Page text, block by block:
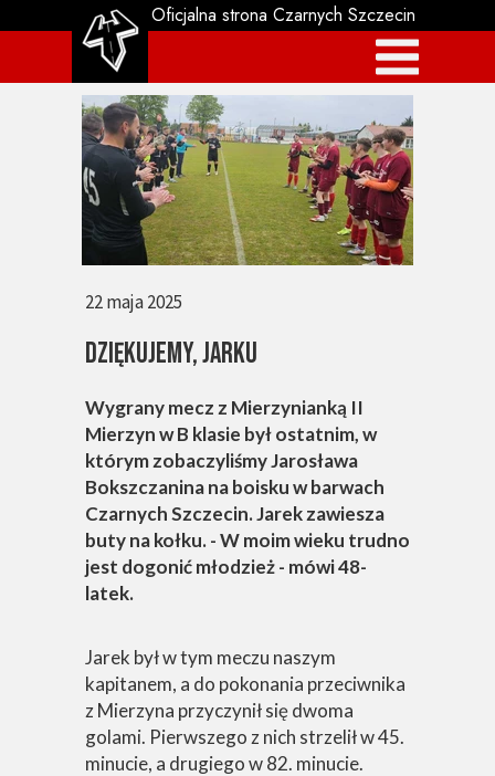
Wygrany mecz z Mierzynianką II
Mierzyn w B klasie był ostatnim, w
którym zobaczyliśmy Jarosława
Bokszczanina na boisku w barwach
Czarnych Szczecin. Jarek zawiesza
buty na kołku. - W moim wieku trudno
jest dogonić młodzież - mówi 48-
latek.
Jarek był w tym meczu naszym
kapitanem, a do pokonania przeciwnika
z Mierzyna przyczynił się dwoma
golami. Pierwszego z nich strzelił w 45.
minucie, a drugiego w 82. minucie.
DZIĘKUJEMY, JARKU
22 maja 2025
Oficjalna strona Czarnych Szczecin